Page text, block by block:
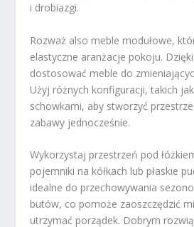
i drobiazgi.
Rozważ also meble modułowe,
elastyczne aranżacje pokoju.
dostosować meble do
Użyj różnych konfiguracji, takich
schowkami, aby stworzyć
zabawy jednocześnie.
Wykorzystaj przestrzeń pod
pojemniki na kółkach lub płaskie
idealne do przechowywania
butów, co pomoże zaoszczędzić
utrzymać porządek. Dobrym